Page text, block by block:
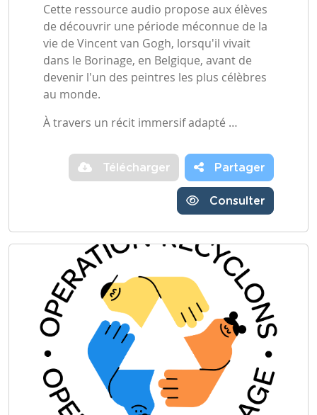
Cette ressource audio propose aux élèves
de découvrir une période méconnue de la
vie de Vincent van Gogh, lorsqu'il vivait
dans le Borinage, en Belgique, avant de
devenir l'un des peintres les plus célèbres
au monde.
À travers un récit immersif adapté …
Télécharger Partager
Consulter